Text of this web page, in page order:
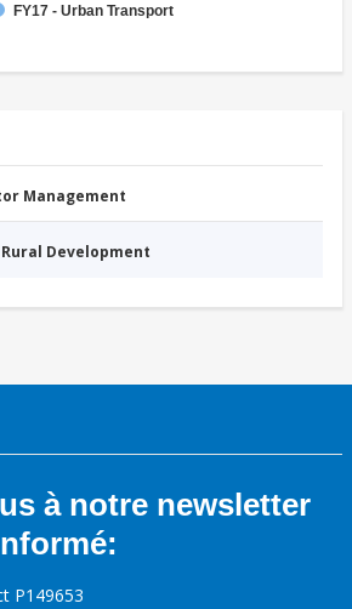
FY17 - Urban Transport
Management
Rural Development
à notre newsletter
P149653